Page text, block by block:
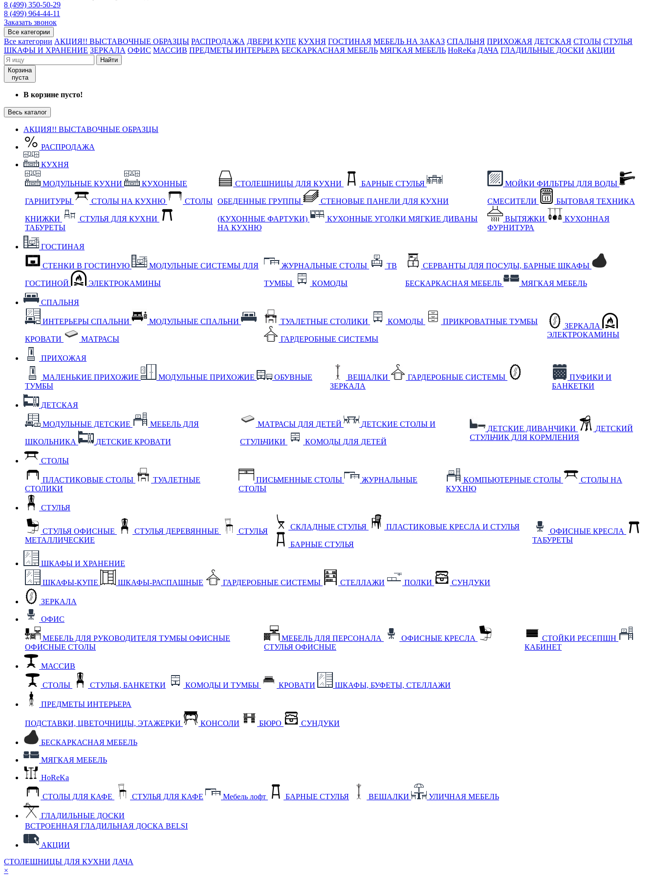
8 (499) 350-50-29
8 (499) 964-44-11
Заказать звонок
Все категории
Все категории АКЦИЯ!! ВЫСТАВОЧНЫЕ ОБРАЗЦЫ РАСПРОДАЖА ДВЕРИ КУПЕ КУХНЯ ГОСТИНАЯ МЕБЕЛЬ НА ЗАКАЗ СПАЛЬНЯ ПРИХОЖАЯ ДЕТСКАЯ СТОЛЫ СТУЛЬЯ
ШКАФЫ И ХРАНЕНИЕ ЗЕРКАЛА ОФИС МАССИВ ПРЕДМЕТЫ ИНТЕРЬЕРА БЕСКАРКАСНАЯ МЕБЕЛЬ МЯГКАЯ МЕБЕЛЬ HoReKa ДАЧА ГЛАДИЛЬНЫЕ ДОСКИ АКЦИИ
Найти
Корзина
пуста
В корзине пусто!
Весь каталог
АКЦИЯ!! ВЫСТАВОЧНЫЕ ОБРАЗЦЫ
РАСПРОДАЖА
КУХНЯ
МОДУЛЬНЫЕ КУХНИ КУХОННЫЕ
ГАРНИТУРЫ СТОЛЫ НА КУХНЮ СТОЛЫ
КНИЖКИ
СТУЛЬЯ ДЛЯ КУХНИ
ТАБУРЕТЫ
СТОЛЕШНИЦЫ ДЛЯ КУХНИ БАРНЫЕ СТУЛЬЯ
ОБЕДЕННЫЕ ГРУППЫ СТЕНОВЫЕ ПАНЕЛИ ДЛЯ КУХНИ
(КУХОННЫЕ ФАРТУКИ) КУХОННЫЕ УГОЛКИ МЯГКИЕ ДИВАНЫ
НА КУХНЮ
МОЙКИ ФИЛЬТРЫ ДЛЯ ВОДЫ
СМЕСИТЕЛИ БЫТОВАЯ ТЕХНИКА
ВЫТЯЖКИ
КУХОННАЯ
ФУРНИТУРА
ГОСТИНАЯ
СТЕНКИ В ГОСТИНУЮ МОДУЛЬНЫЕ СИСТЕМЫ ДЛЯ
ГОСТИНОЙ ЭЛЕКТРОКАМИНЫ
ЖУРНАЛЬНЫЕ СТОЛЫ ТВ
ТУМБЫ КОМОДЫ
СЕРВАНТЫ ДЛЯ ПОСУДЫ, БАРНЫЕ ШКАФЫ
БЕСКАРКАСНАЯ МЕБЕЛЬ МЯГКАЯ МЕБЕЛЬ
СПАЛЬНЯ
ИНТЕРЬЕРЫ СПАЛЬНИ МОДУЛЬНЫЕ СПАЛЬНИ
КРОВАТИ МАТРАСЫ
ТУАЛЕТНЫЕ СТОЛИКИ КОМОДЫ ПРИКРОВАТНЫЕ ТУМБЫ
ГАРДЕРОБНЫЕ СИСТЕМЫ
ЗЕРКАЛА
ЭЛЕКТРОКАМИНЫ
ПРИХОЖАЯ
МАЛЕНЬКИЕ ПРИХОЖИЕ МОДУЛЬНЫЕ ПРИХОЖИЕ
ОБУВНЫЕ
ТУМБЫ
ВЕШАЛКИ
ГАРДЕРОБНЫЕ СИСТЕМЫ
ЗЕРКАЛА
ПУФИКИ И
БАНКЕТКИ
ДЕТСКАЯ
МОДУЛЬНЫЕ ДЕТСКИЕ МЕБЕЛЬ ДЛЯ
ШКОЛЬНИКА ДЕТСКИЕ КРОВАТИ
МАТРАСЫ ДЛЯ ДЕТЕЙ ДЕТСКИЕ СТОЛЫ И
СТУЛЬЧИКИ КОМОДЫ ДЛЯ ДЕТЕЙ
ДЕТСКИЕ ДИВАНЧИКИ
ДЕТСКИЙ
СТУЛЬЧИК ДЛЯ КОРМЛЕНИЯ
СТОЛЫ
ПЛАСТИКОВЫЕ СТОЛЫ
ТУАЛЕТНЫЕ
СТОЛИКИ
ПИСЬМЕННЫЕ СТОЛЫ
ЖУРНАЛЬНЫЕ
СТОЛЫ
КОМПЬЮТЕРНЫЕ СТОЛЫ
СТОЛЫ НА
КУХНЮ
СТУЛЬЯ
СТУЛЬЯ ОФИСНЫЕ СТУЛЬЯ ДЕРЕВЯННЫЕ
СТУЛЬЯ
МЕТАЛЛИЧЕСКИЕ
СКЛАДНЫЕ СТУЛЬЯ ПЛАСТИКОВЫЕ КРЕСЛА И СТУЛЬЯ
БАРНЫЕ СТУЛЬЯ
ОФИСНЫЕ КРЕСЛА
ТАБУРЕТЫ
ШКАФЫ И ХРАНЕНИЕ
ШКАФЫ-КУПЕ ШКАФЫ-РАСПАШНЫЕ ГАРДЕРОБНЫЕ СИСТЕМЫ СТЕЛЛАЖИ ПОЛКИ СУНДУКИ
ЗЕРКАЛА
ОФИС
МЕБЕЛЬ ДЛЯ РУКОВОДИТЕЛЯ ТУМБЫ ОФИСНЫЕ
ОФИСНЫЕ СТОЛЫ
МЕБЕЛЬ ДЛЯ ПЕРСОНАЛА
ОФИСНЫЕ КРЕСЛА
СТУЛЬЯ ОФИСНЫЕ
СТОЙКИ РЕСЕПШН
КАБИНЕТ
МАССИВ
СТОЛЫ СТУЛЬЯ, БАНКЕТКИ КОМОДЫ И ТУМБЫ КРОВАТИ ШКАФЫ, БУФЕТЫ, СТЕЛЛАЖИ
ПРЕДМЕТЫ ИНТЕРЬЕРА
ПОДСТАВКИ, ЦВЕТОЧНИЦЫ, ЭТАЖЕРКИ КОНСОЛИ БЮРО СУНДУКИ
БЕСКАРКАСНАЯ МЕБЕЛЬ
МЯГКАЯ МЕБЕЛЬ
HoReKa
СТОЛЫ ДЛЯ КАФЕ СТУЛЬЯ ДЛЯ КАФЕ Мебель лофт БАРНЫЕ СТУЛЬЯ ВЕШАЛКИ УЛИЧНАЯ МЕБЕЛЬ
ГЛАДИЛЬНЫЕ ДОСКИ
ВСТРОЕННАЯ ГЛАДИЛЬНАЯ ДОСКА BELSI
АКЦИИ
СТОЛЕШНИЦЫ ДЛЯ КУХНИ ДАЧА
×